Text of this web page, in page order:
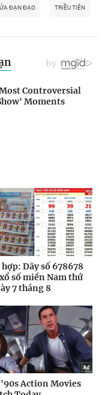
ĐẠN ĐẠO TRIỀU TIÊN